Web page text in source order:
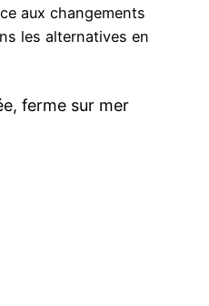
aux changements
les alternatives en
ferme sur mer